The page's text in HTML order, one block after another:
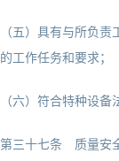
（五）具有与所负
的工作任务和要求；
（六）符合特种设备
第三十七条 质量安